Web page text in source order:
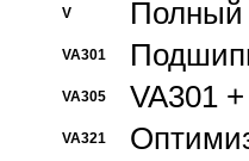
V Полный
VA301
VA305 VA301
VA321